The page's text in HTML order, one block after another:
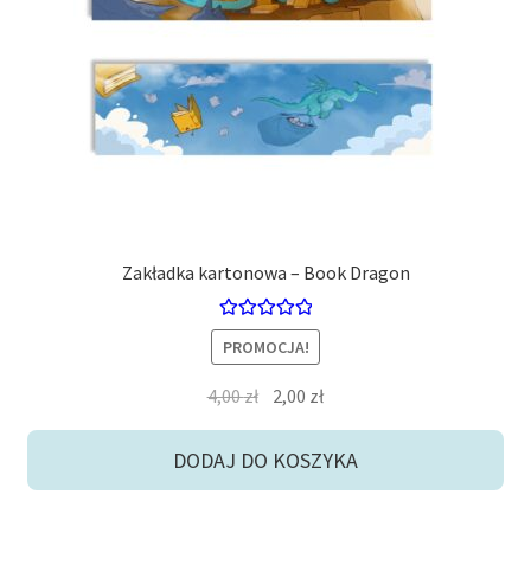
Zakładka kartonowa – Book Dragon
Oceniono
5.00na 5
PROMOCJA!
4,00zł Pierwotna
cena
wynosiła:
2,00 złAktualna
cena
wynosi:
DODAJ DO KOSZYKA